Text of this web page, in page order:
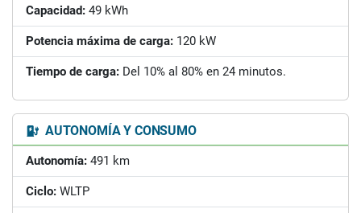
Capacidad: 49 kWh
Potencia máxima de carga: 120 kW
Tiempo de carga: Del 10% al 80% en 24 minutos.
AUTONOMÍA Y CONSUMO
Autonomía: 491 km
Ciclo: WLTP